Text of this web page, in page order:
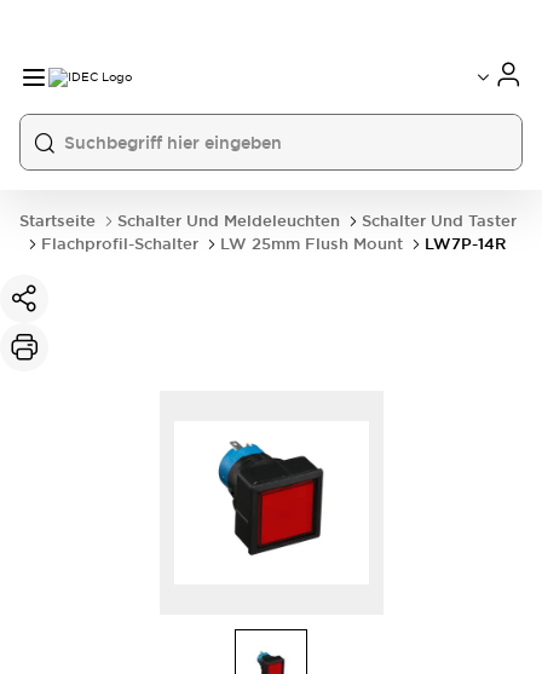
Startseite Schalter Und Meldeleuchten
Schalter Und Taster
Flachprofil-Schalter
LW 25mm Flush Mount LW7P-14R